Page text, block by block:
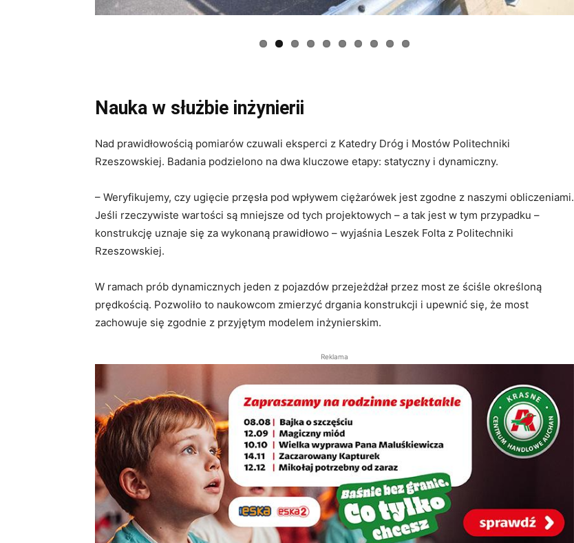
Nauka w służbie inżynierii
Nad prawidłowością pomiarów czuwali eksperci z Katedry Dróg i Mostów Politechniki
Rzeszowskiej. Badania podzielono na dwa kluczowe etapy: statyczny i dynamiczny.
– Weryfikujemy, czy ugięcie przęsła pod wpływem ciężarówek jest zgodne z naszymi obliczeniami.
Jeśli rzeczywiste wartości są mniejsze od tych projektowych – a tak jest w tym przypadku –
konstrukcję uznaje się za wykonaną prawidłowo – wyjaśnia Leszek Folta z Politechniki
Rzeszowskiej.
W ramach prób dynamicznych jeden z pojazdów przejeżdżał przez most ze ściśle określoną
prędkością. Pozwoliło to naukowcom zmierzyć drgania konstrukcji i upewnić się, że most
zachowuje się zgodnie z przyjętym modelem inżynierskim.
Reklama